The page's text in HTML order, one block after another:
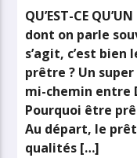
QU’EST-CE
dont on parle
s’agit, c’est bien
prêtre ? Un
mi-chemin entre
Pourquoi être
Au départ, le
qualités […]